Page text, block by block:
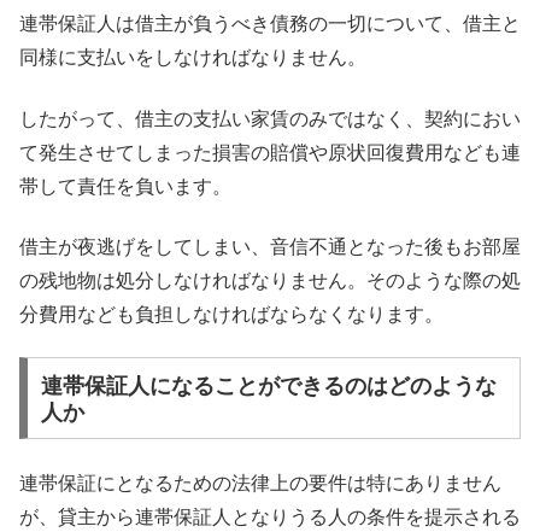
連帯保証人は借主が負うべき債務の一切について、借主と
同様に支払いをしなければなりません。
したがって、借主の支払い家賃のみではなく、契約におい
て発生させてしまった損害の賠償や原状回復費用なども連
帯して責任を負います。
借主が夜逃げをしてしまい、音信不通となった後もお部屋
の残地物は処分しなければなりません。そのような際の処
分費用なども負担しなければならなくなります。
連帯保証人になることができるのはどのような
人か
連帯保証にとなるための法律上の要件は特にありません
が、貸主から連帯保証人となりうる人の条件を提示される